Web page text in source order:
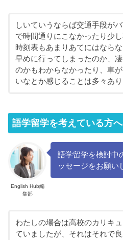
しいていうならば交通手段が
で時間通りにこなかったり少し
時刻表もあまりあてにはなら
早めに行ってしまったのか、
のかもわからなかったり、車
いなとか感じることは多々あり
語学留学を考えている方
English Hub編
集部
語学留学を検討中
ッセージをお願い
わたしの場合は高校のカリキ
ていましたが、それはそれで良